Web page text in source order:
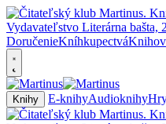
DoručenieKníhkupectvá
Knihy E-knihyAudioknihy